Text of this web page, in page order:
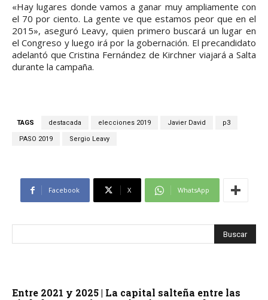
«Hay lugares donde vamos a ganar muy ampliamente con
el 70 por ciento. La gente ve que estamos peor que en el
2015», aseguró Leavy, quien primero buscará un lugar en
el Congreso y luego irá por la gobernación. El precandidato
adelantó que Cristina Fernández de Kirchner viajará a Salta
durante la campaña.
TAGS destacada elecciones 2019 Javier David p3
PASO 2019 Sergio Leavy
Facebook X WhatsApp
Entre 2021 y 2025 | La capital salteña entre las